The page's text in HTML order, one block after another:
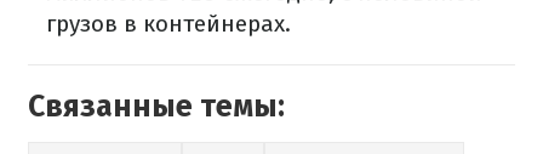
грузов в контейнерах.
Связанные темы: